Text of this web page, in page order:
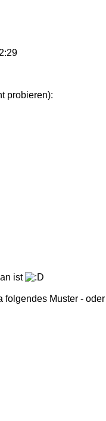
probieren):
ist
folgendes Muster - oder